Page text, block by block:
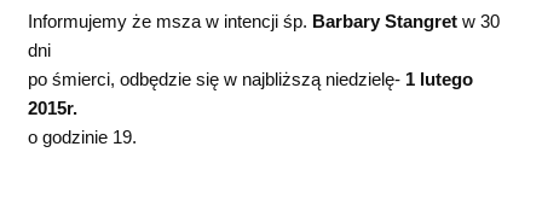
Informujemy że msza w intencji śp. Barbary Stangretw 30
dni
po śmierci, odbędzie się w najbliższą niedzielę- 1 lutego
2015r.
o godzinie 19.